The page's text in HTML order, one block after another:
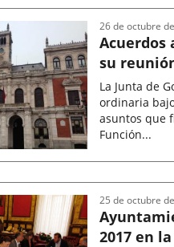
Acuerdos
su
La Junta de
ordinaria
asuntos que
Función...
26 de octubre
2017 en
25 de octubre